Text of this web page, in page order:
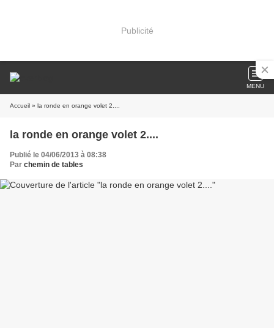
Publicité
MENU
Accueil » la ronde en orange volet 2....
la ronde en orange volet 2....
Publié le 04/06/2013 à 08:38
Par chemin de tables